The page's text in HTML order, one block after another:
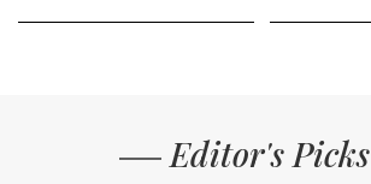
Editor's Picks